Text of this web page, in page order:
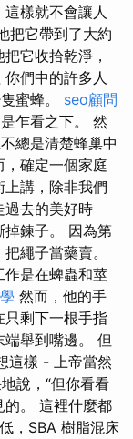
樣就不會讓人
把它帶到了大約
它收拾乾淨，
們中的許多人
蜜蜂。 seo顧問
乍看之下。 然
總是清楚蜂巢中
確定一個家庭
講，除非我們
過去的美好時
掉鍊子。 因為第
繩子當藥賣。
作是在蜱蟲和莖
然而，他的手
只剩下一根手指
舉到嘴邊。 但
這樣 - 上帝當然
說，“但你看看
的。 這裡什麼都
，SBA 樹脂混床